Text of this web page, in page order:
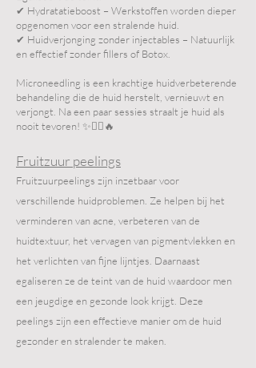
✔ Hydratatieboost – Werkstoffen worden dieper
opgenomen voor een stralende huid.
✔ Huidverjonging zonder injectables – Natuurlijk
en effectief zonder fillers of Botox.
Microneedling is een krachtige huidverbeterende
behandeling die de huid herstelt, vernieuwt en
verjongt. Na een paar sessies straalt je huid als
nooit tevoren! ✨💆‍♀️🔥
Fruitzuur peelings
Fruitzuurpeelings zijn inzetbaar voor
verschillende huidproblemen. Ze helpen bij het
verminderen van acne, verbeteren van de
huidtextuur, het vervagen van pigmentvlekken en
het verlichten van fijne lijntjes. Daarnaast
egaliseren ze de teint van de huid waardoor men
een jeugdige en gezonde look krijgt. Deze
peelings zijn een effectieve manier om de huid
gezonder en stralender te maken.